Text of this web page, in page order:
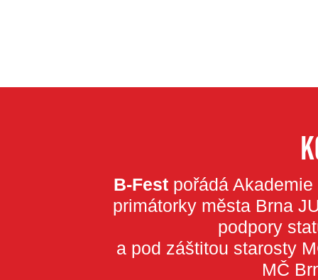
B-Festpořádá Akademie
primátorky města Brna
podpory
a pod záštitou starosty
MČ